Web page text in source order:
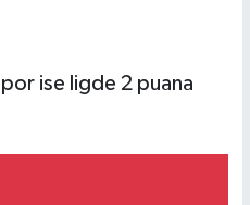
ise ligde 2 puana